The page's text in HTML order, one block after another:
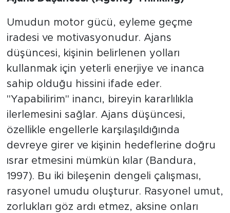
​Umudun motor gücü, eyleme geçme
iradesi ve motivasyonudur. Ajans
düşüncesi, kişinin belirlenen yolları
kullanmak için yeterli enerjiye ve inanca
sahip olduğu hissini ifade eder.
"Yapabilirim" inancı, bireyin kararlılıkla
ilerlemesini sağlar. Ajans düşüncesi,
özellikle engellerle karşılaşıldığında
devreye girer ve kişinin hedeflerine doğru
ısrar etmesini mümkün kılar (Bandura,
1997). Bu iki bileşenin dengeli çalışması,
rasyonel umudu oluşturur. Rasyonel umut,
zorlukları göz ardı etmez, aksine onları